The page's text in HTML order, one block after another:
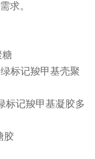
求。
糖
标记羧甲基壳聚
标记羧甲基凝胶多
胶